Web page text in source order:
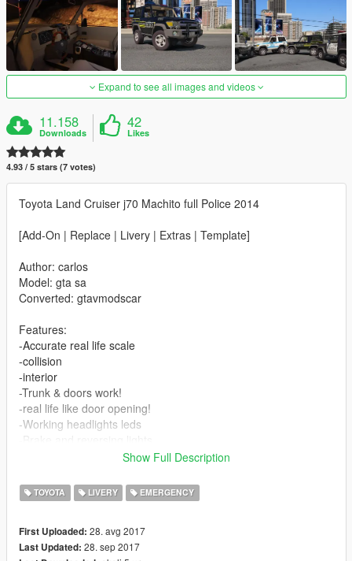
Expand to see all images and videos
11.158
Downloads
42
Likes
4.93 / 5 stars (7 votes)
Toyota Land Cruiser j70 Machito full Police 2014
[Add-On | Replace | Livery | Extras | Template]
Author: carlos
Model: gta sa
Converted: gtavmodscar
Features:
-Accurate real life scale
-collision
-interior
-Trunk & doors work!
-real life like door opening!
-Working headlights leds
-Working steering wheel
-Hands on steering wheel
-Extras (4)
Show Full Description
TOYOTA LIVERY EMERGENCY
First Uploaded: 28. avg 2017
Last Updated: 28. sep 2017